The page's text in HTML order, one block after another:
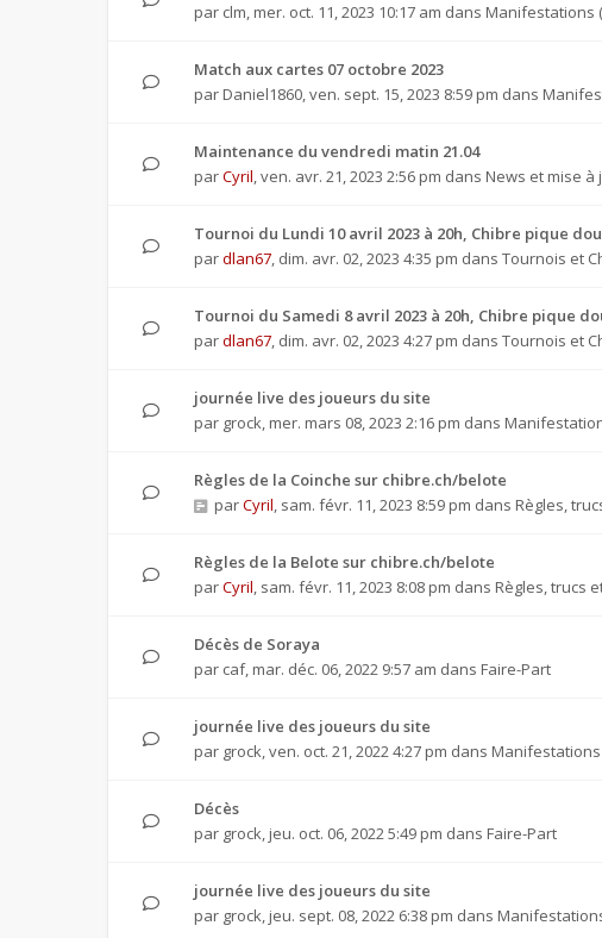
par clm, mer. oct. 11, 2023 10:17 am dans Manifestations
Match aux cartes 07 octobre 2023
par Daniel1860,ven. sept. 15, 2023 8:59 pm dans
Maintenance du vendredi matin 21.04
parCyril,ven. avr. 21, 2023 2:56 pm dans News et mise à
Tournoi du Lundi 10 avril 2023 à 20h, Chibre pique
pardlan67, dim. avr. 02, 2023 4:35 pm dans Tournois et
Tournoi du Samedi 8 avril 2023 à 20h, Chibre pique
pardlan67, dim. avr. 02, 2023 4:27 pm dans Tournois et
journée live des joueurs du site
par grock, mer. mars 08, 2023 2:16 pm dans
Règles de la Coinche sur chibre.ch/belote
parCyril, sam. févr. 11, 2023 8:59 pm dans Règles,
Règles de la Belote sur chibre.ch/belote
parCyril, sam. févr. 11, 2023 8:08 pm dans Règles, trucs
Décès de Soraya
par caf, mar. déc. 06, 2022 9:57 am dans Faire-Part
journée live des joueurs du site
par grock,ven. oct. 21, 2022 4:27 pm dans
Décès
par grock, jeu. oct. 06, 2022 5:49 pm dans Faire-Part
journée live des joueurs du site
par grock, jeu. sept. 08, 2022 6:38 pm dans